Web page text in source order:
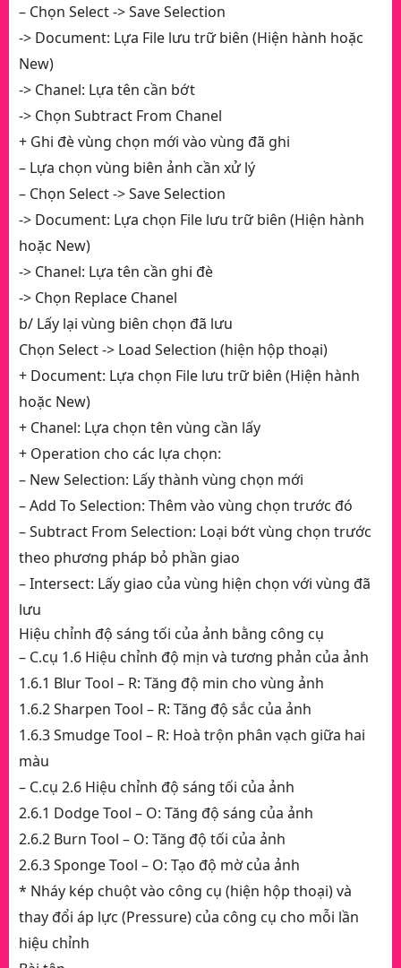
– Chọn Select -> Save Selection
-> Document: Lựa File lưu trữ biên (Hiện hành hoặc
New)
-> Chanel: Lựa tên cần bớt
-> Chọn Subtract From Chanel
+ Ghi đè vùng chọn mới vào vùng đã ghi
– Lựa chọn vùng biên ảnh cần xử lý
– Chọn Select -> Save Selection
-> Document: Lựa chọn File lưu trữ biên (Hiện hành
hoặc New)
-> Chanel: Lựa tên cần ghi đè
-> Chọn Replace Chanel
b/ Lấy lại vùng biên chọn đã lưu
Chọn Select -> Load Selection (hiện hộp thoại)
+ Document: Lựa chọn File lưu trữ biên (Hiện hành
hoặc New)
+ Chanel: Lựa chọn tên vùng cần lấy
+ Operation cho các lựa chọn:
– New Selection: Lấy thành vùng chọn mới
– Add To Selection: Thêm vào vùng chọn trước đó
– Subtract From Selection: Loại bớt vùng chọn trước
theo phương pháp bỏ phần giao
– Intersect: Lấy giao của vùng hiện chọn với vùng đã
lưu
Hiệu chỉnh độ sáng tối của ảnh bằng công cụ
– C.cụ 1.6 Hiệu chỉnh độ mịn và tương phản của ảnh
1.6.1 Blur Tool – R: Tăng độ min cho vùng ảnh
1.6.2 Sharpen Tool – R: Tăng độ sắc của ảnh
1.6.3 Smudge Tool – R: Hoà trộn phân vạch giữa hai
màu
– C.cụ 2.6 Hiệu chỉnh độ sáng tối của ảnh
2.6.1 Dodge Tool – O: Tăng độ sáng của ảnh
2.6.2 Burn Tool – O: Tăng độ tối của ảnh
2.6.3 Sponge Tool – O: Tạo độ mờ của ảnh
* Nháy kép chuột vào công cụ (hiện hộp thoại) và
thay đổi áp lực (Pressure) của công cụ cho mỗi lần
hiệu chỉnh